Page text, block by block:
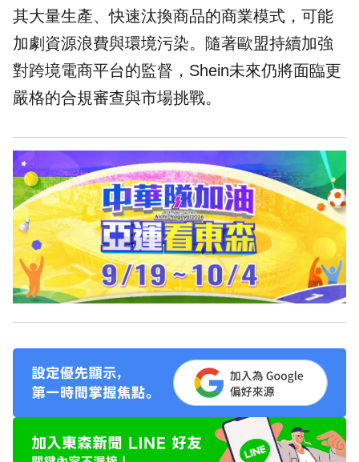
其大量生產、快速汰換商品的商業模式，可能
加劇資源浪費與環境污染。隨著歐盟持續加強
對跨境電商平台的監督，Shein未來仍將面臨更
嚴格的合規審查與市場挑戰。